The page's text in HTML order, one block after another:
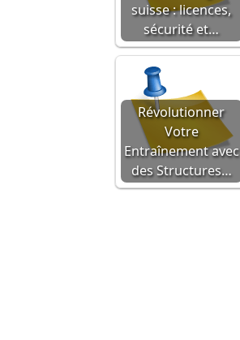
suisse : licences,
sécurité et…
Révolutionner
Votre
Entraînement avec
des Structures…